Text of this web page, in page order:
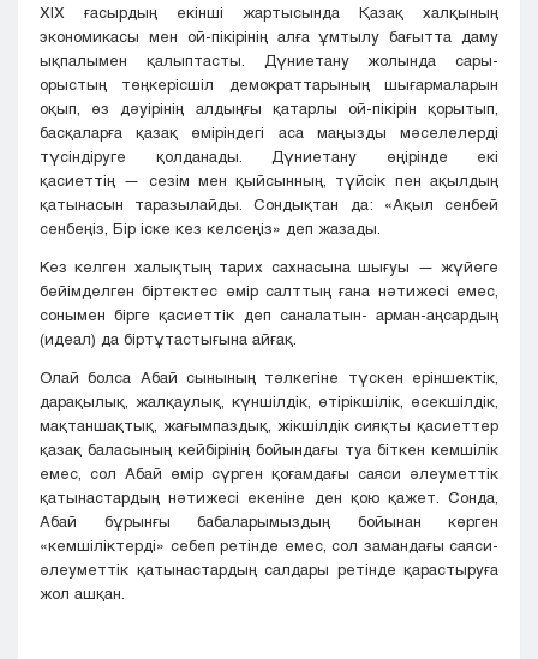
XIX ғасырдың екінші жартысында Қазақ халқының
экономикасы мен ой-пікірінің алға ұмтылу бағытта даму
ықпалымен қалыптасты. Дүниетану жолында сары-
орыстың төңкерісшіл демократтарының шығармаларын
оқып, өз дәуірінің алдыңғы қатарлы ой-пікірін қорытып,
басқаларға қазақ өміріндегі аса маңызды мәселелерді
түсіндіруге қолданады. Дүниетану өңірінде екі
қасиеттің — сезім мен қыйсынның, түйсік пен ақылдың
қатынасын таразылайды. Сондықтан да: «Ақыл сенбей
сенбеңіз, Бір іске кез келсеңіз» деп жазады.
Кез келген халықтың тарих сахнасына шығуы — жүйеге
бейімделген біртектес өмір салттың ғана нәтижесі емес,
сонымен бірге қасиеттік деп саналатын- арман-аңсардың
(идеал) да біртұтастығына айғақ.
Олай болса Абай сынының тәлкегіне түскен еріншектік,
дарақылық, жалқаулық, күншілдік, өтірікшілік, өсекшілдік,
мақтаншақтық, жағымпаздық, жікшілдік сияқты қасиеттер
қазақ баласының кейбірінің бойындағы туа біткен кемшілік
емес, сол Абай өмір сүрген қоғамдағы саяси әлеуметтік
қатынастардың нәтижесі екеніне ден қою қажет. Сонда,
Абай бұрынғы бабаларымыздың бойынан көрген
«кемшіліктерді» себеп ретінде емес, сол замандағы саяси-
әлеуметтік қатынастардың салдары ретінде қарастыруға
жол ашқан.